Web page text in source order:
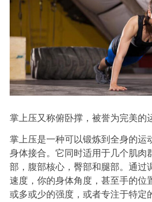
掌上压又称俯卧撑，被誉为完美的
掌上压是一种可以锻炼到全身的运
身体接合。它同时适用于几个肌肉
部，腹部核心，臀部和腿部。通过
速度，你的身体角度，甚至手的位
或多或少的强度，或者专注于特定